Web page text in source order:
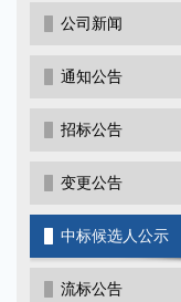
公司新闻
通知公告
招标公告
变更公告
中标候选人公示
流标公告